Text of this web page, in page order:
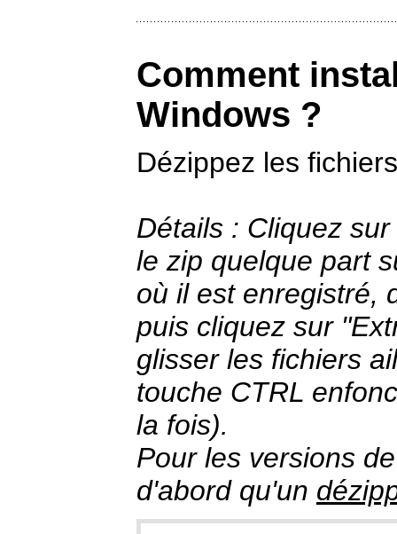
Comment
Windows ?
Dézippez les
Détails : Cliquez
le zip quelque part
où il est enregistré,
puis cliquez sur
glisser les fichiers
touche CTRL
la fois).
Pour les versions
d'abord qu'un